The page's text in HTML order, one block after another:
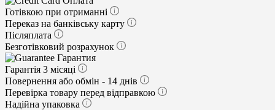
Готівкою при отриманні
Переказ на банківську карту
Післяплата
Безготівковий розрахунок
Гарантия
Гарантія 3 місяці
Повернення або обмін - 14 днів
Перевірка товару перед відправкою
Надійна упаковка